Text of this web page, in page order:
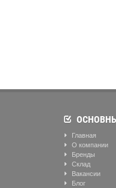
Главная
О компании
Бренды
Склад
Вакансии
Блог